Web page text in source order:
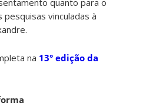
vinculadas à
na 13° edição da